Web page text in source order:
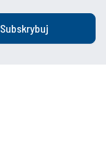
Subskrybuj